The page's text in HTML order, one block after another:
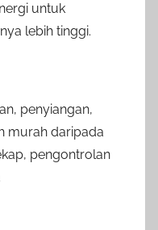
untuk
lebih tinggi.
penyiangan,
murah daripada
pengontrolan